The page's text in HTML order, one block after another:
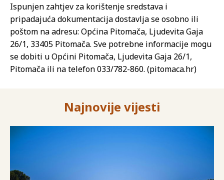
Ispunjen zahtjev za korištenje sredstava i
pripadajuća dokumentacija dostavlja se osobno ili
poštom na adresu: Općina Pitomača, Ljudevita Gaja
26/1, 33405 Pitomača. Sve potrebne informacije mogu
se dobiti u Općini Pitomača, Ljudevita Gaja 26/1,
Pitomača ili na telefon 033/782-860. (pitomaca.hr)
Najnovije vijesti